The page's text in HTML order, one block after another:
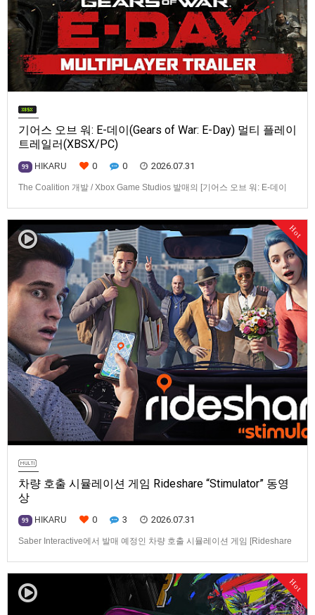
기어스 오브 워: E-데이(Gears of War: E-Day) 멀티 플레이
트레일러(XBSX/PC)
99 HIKARU 0 0 2026.07.31
The Coalition 개발 / Xbox Game Studios 발매의 [기어스 오브 워: E-데이
Hot
차량 호출 시뮬레이션 게임 Rideshare “Stimulator” 동영
상
99 HIKARU 0 3 2026.07.31
Saber Interactive에서 발매 예정인 차량 호출 시뮬레이션 게임 [Rideshare
을 운영하는 드라이버가 되어라'Rideshare "Stimulat…
Hot